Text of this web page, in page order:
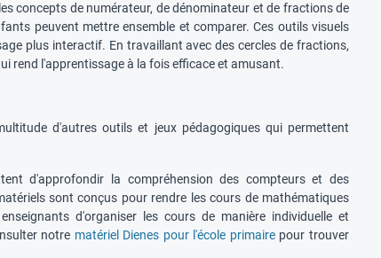
concepts de numérateur, de dénominateur et de fractions de
peuvent mettre ensemble et comparer. Ces outils visuels
plus interactif. En travaillant avec des cercles de fractions,
rend l'apprentissage à la fois efficace et amusant.
d'autres outils et jeux pédagogiques qui permettent
d'approfondir la compréhension des compteurs et des
sont conçus pour rendre les cours de mathématiques
d'organiser les cours de manière individuelle et
notre matériel Dienes pour l'école primairepour trouver